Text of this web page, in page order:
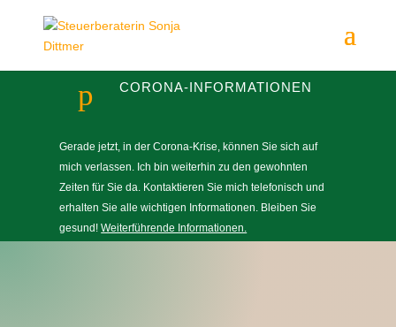
p CORONA-INFORMATIONEN
Gerade jetzt, in der Corona-Krise, können Sie sich auf
mich verlassen. Ich bin weiterhin zu den gewohnten
Zeiten für Sie da. Kontaktieren Sie mich telefonisch und
erhalten Sie alle wichtigen Informationen. Bleiben Sie
gesund!Weiterführende Informationen.